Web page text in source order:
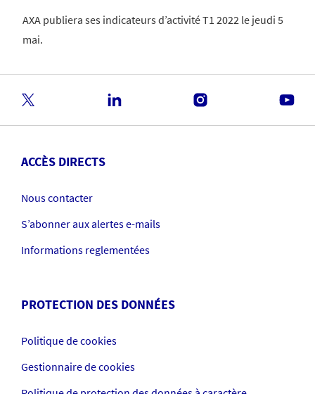
AXA publiera ses indicateurs d’activité T1 2022 le jeudi 5
mai.
ACCÈS DIRECTS
Nous contacter
S’abonner aux alertes e-mails
Informations reglementées
PROTECTION DES DONNÉES
Politique de cookies
Gestionnaire de cookies